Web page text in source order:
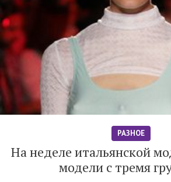
РАЗНОЕ
На неделе итальянской
модели с тремя